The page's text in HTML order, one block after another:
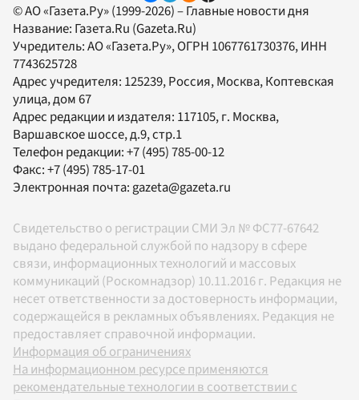
© АО «Газета.Ру» (1999-2026) – Главные новости дня
Название: Газета.Ru (Gazeta.Ru)
Учредитель:АО «Газета.Ру», ОГРН 1067761730376, ИНН
7743625728
Адрес учредителя: 125239, Россия, Москва, Коптевская
улица, дом 67
Адрес редакции и издателя: 117105, г. Москва,
Варшавское шоссе, д.9, стр.1
Телефон редакции:+7 (495) 785-00-12
Факс:+7 (495) 785-17-01
Электронная почта: gazeta@gazeta.ru
Свидетельство о регистрации СМИ Эл № ФС77-67642
выдано федеральной службой по надзору в сфере
связи, информационных технологий и массовых
коммуникаций (Роскомнадзор) 10.11.2016 г. Редакция не
несет ответственности за достоверность информации,
содержащейся в рекламных объявлениях. Редакция не
предоставляет справочной информации.
Информация об ограничениях
На информационном ресурсе применяются
рекомендательные технологии в соответствии с